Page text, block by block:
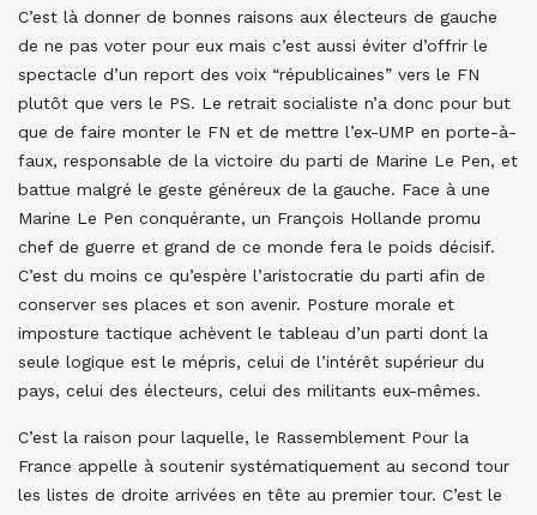
C’est là donner de bonnes raisons aux électeurs de gauche
de ne pas voter pour eux mais c’est aussi éviter d’offrir le
spectacle d’un report des voix “républicaines” vers le FN
plutôt que vers le PS. Le retrait socialiste n’a donc pour but
que de faire monter le FN et de mettre l’ex-UMP en porte-à-
faux, responsable de la victoire du parti de Marine Le Pen, et
battue malgré le geste généreux de la gauche. Face à une
Marine Le Pen conquérante, un François Hollande promu
chef de guerre et grand de ce monde fera le poids décisif.
C’est du moins ce qu’espère l’aristocratie du parti afin de
conserver ses places et son avenir. Posture morale et
imposture tactique achèvent le tableau d’un parti dont la
seule logique est le mépris, celui de l’intérêt supérieur du
pays, celui des électeurs, celui des militants eux-mêmes.
C’est la raison pour laquelle, le Rassemblement Pour la
France appelle à soutenir systématiquement au second tour
les listes de droite arrivées en tête au premier tour. C’est le